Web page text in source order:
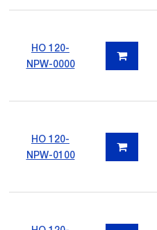
HO 120-
NPW-0000
HO 120-
NPW-0100